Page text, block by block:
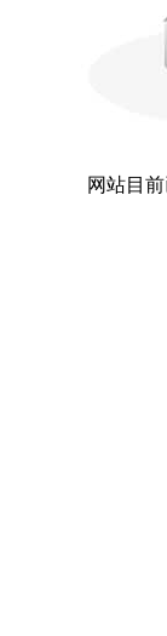
网站目